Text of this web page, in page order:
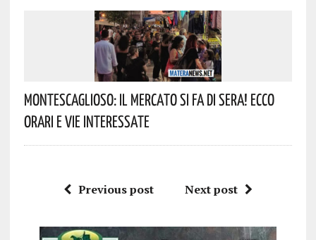
Montescaglioso: Il Mercato Si Fa Di Sera! Ecco
Orari E Vie Interessate
Previous post Next post